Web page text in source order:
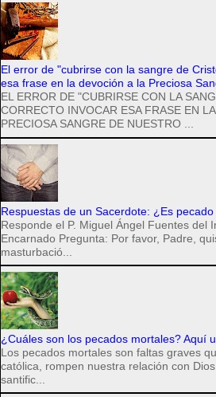
El error de "cubrirse con la sangre de
esa frase en la devoción a la Preciosa
EL ERROR DE "CUBRIRSE CON LA
CORRECTO INVOCAR ESA FRASE EN
PRECIOSA SANGRE DE NUESTRO ...
Respuestas de un Sacerdote: ¿Es
Responde el P. Miguel Ángel Fuentes del
Encarnado Pregunta: Por favor, Padre,
masturbació...
¿Cuáles son los pecados mortales? Aquí
Los pecados mortales son faltas graves
católica, rompen nuestra relación con
santific...